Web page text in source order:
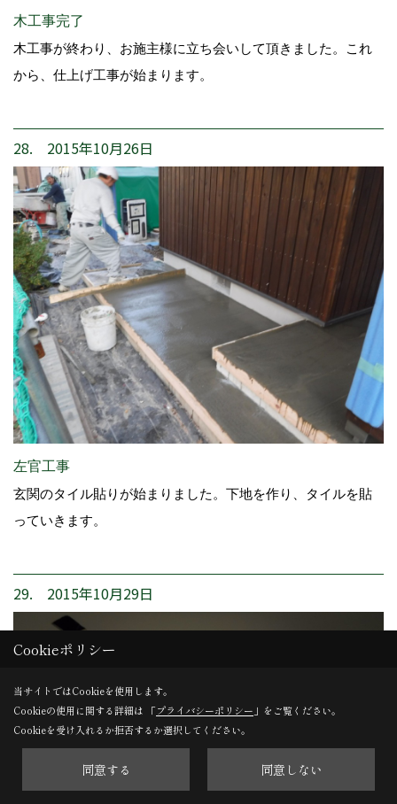
木工事完了
木工事が終わり、お施主様に立ち会いして頂きました。これ
から、仕上げ工事が始まります。
28. 2015年10月26日
左官工事
玄関のタイル貼りが始まりました。下地を作り、タイルを貼
っていきます。
29. 2015年10月29日
Cookieポリシー
当サイトではCookieを使用します。
Cookieの使用に関する詳細は 「プライバシーポリシー 」をご覧ください。
Cookieを受け入れるか拒否するか選択してください。
同意する 同意しない